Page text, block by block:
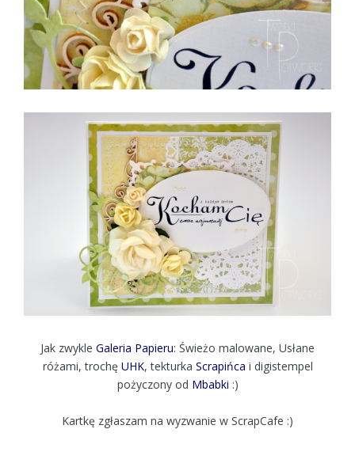
Jak zwykle Galeria Papieru: Świeżo malowane, Usłane
różami, trochę UHK, tekturka Scrapińca i digistempel
pożyczony od Mbabki :)
Kartkę zgłaszam na wyzwanie w ScrapCafe :)